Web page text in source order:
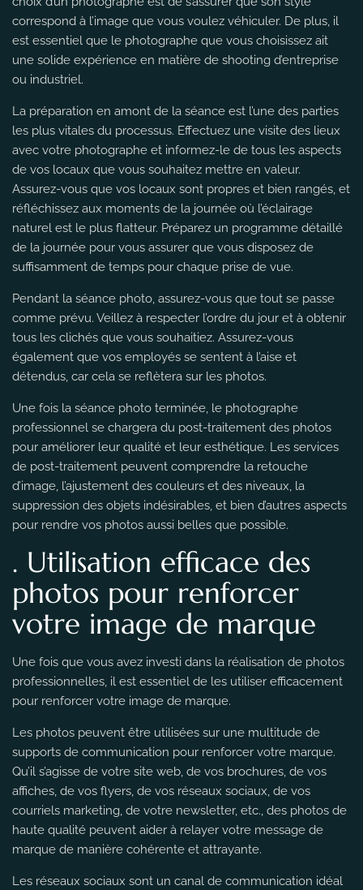
correspond à l’image que vous voulez véhiculer. De plus, il
est essentiel que le photographe que vous choisissez ait
une solide expérience en matière de shooting d’entreprise
ou industriel.
La préparation en amont de la séance est l’une des parties
les plus vitales du processus. Effectuez une visite des lieux
avec votre photographe et informez-le de tous les aspects
de vos locaux que vous souhaitez mettre en valeur.
Assurez-vous que vos locaux sont propres et bien rangés, et
réfléchissez aux moments de la journée où l’éclairage
naturel est le plus flatteur. Préparez un programme détaillé
de la journée pour vous assurer que vous disposez de
suffisamment de temps pour chaque prise de vue.
Pendant la séance photo, assurez-vous que tout se passe
comme prévu. Veillez à respecter l’ordre du jour et à obtenir
tous les clichés que vous souhaitiez. Assurez-vous
également que vos employés se sentent à l’aise et
détendus, car cela se reflètera sur les photos.
Une fois la séance photo terminée, le photographe
professionnel se chargera du post-traitement des photos
pour améliorer leur qualité et leur esthétique. Les services
de post-traitement peuvent comprendre la retouche
d’image, l’ajustement des couleurs et des niveaux, la
suppression des objets indésirables, et bien d’autres aspects
pour rendre vos photos aussi belles que possible.
. Utilisation efficace des
photos pour renforcer
votre image de marque
Une fois que vous avez investi dans la réalisation de photos
professionnelles, il est essentiel de les utiliser efficacement
pour renforcer votre image de marque.
Les photos peuvent être utilisées sur une multitude de
supports de communication pour renforcer votre marque.
Qu’il s’agisse de votre site web, de vos brochures, de vos
affiches, de vos flyers, de vos réseaux sociaux, de vos
courriels marketing, de votre newsletter, etc., des photos de
haute qualité peuvent aider à relayer votre message de
marque de manière cohérente et attrayante.
Les réseaux sociaux sont un canal de communication idéal